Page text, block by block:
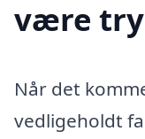
være
Når det
vedligeholdt